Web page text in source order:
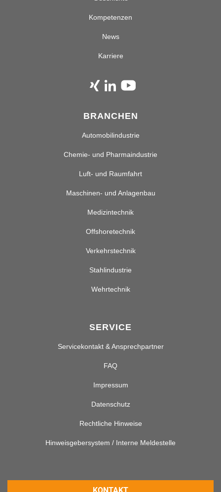
Kompetenzen
News
Karriere
BRANCHEN
Automobilindustrie
Chemie- und Pharmaindustrie
Luft- und Raumfahrt
Maschinen- und Anlagenbau
Medizintechnik
Offshoretechnik
Verkehrstechnik
Stahlindustrie
Wehrtechnik
SERVICE
Servicekontakt & Ansprechpartner
FAQ
Impressum
Datenschutz
Rechtliche Hinweise
Hinweisgebersystem / Interne Meldestelle